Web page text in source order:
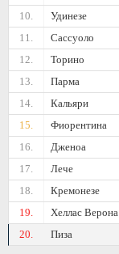
10. Удинезе
11.
Сассуоло
12.
Торино
13.
Парма
14.
Кальяри
15.
Фиорентина
16.
Дженоа
17.
Лече
18.
Кремонезе
19.
Хеллас Верона
20.
Пиза